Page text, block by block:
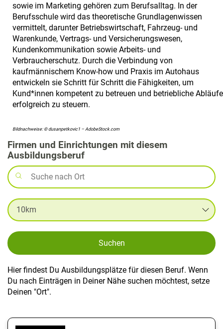
sowie im Marketing gehören zum Berufsalltag. In der
Berufsschule wird das theoretische Grundlagenwissen
vermittelt, darunter Betriebswirtschaft, Fahrzeug- und
Warenkunde, Vertrags- und Versicherungswesen,
Kundenkommunikation sowie Arbeits- und
Verbraucherschutz. Durch die Verbindung von
kaufmännischem Know-how und Praxis im Autohaus
entwickeln sie Schritt für Schritt die Fähigkeiten, um
Kund*innen kompetent zu betreuen und betriebliche Abläufe
erfolgreich zu steuern.
Bildnachweise: © dusanpetkovic1 – AdobeStock.com
Firmen und Einrichtungen mit diesem
Ausbildungsberuf
Suchen
Hier findest Du Ausbildungsplätze für diesen Beruf. Wenn
Du nach Einträgen in Deiner Nähe suchen möchtest, setze
Deinen "Ort".